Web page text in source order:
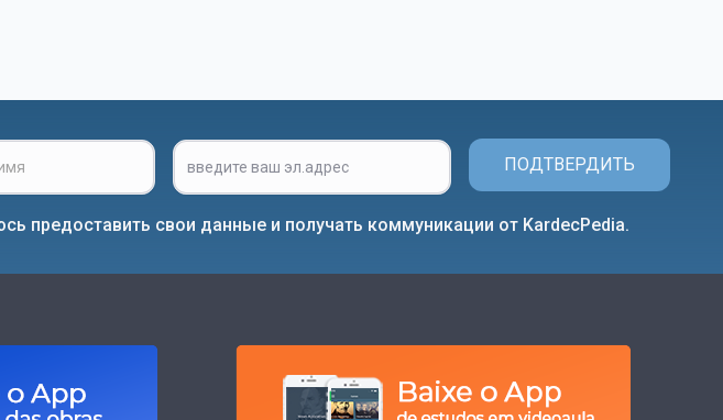
ПОДТВЕРДИТЬ
предоставить свои данные и получать коммуникации от KardecPedia.